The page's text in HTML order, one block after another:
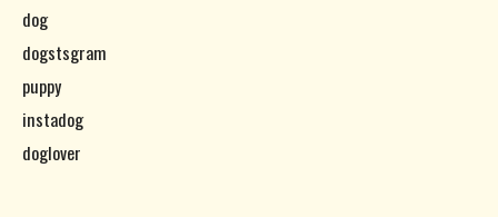
dog
dogstsgram
puppy
instadog
doglover